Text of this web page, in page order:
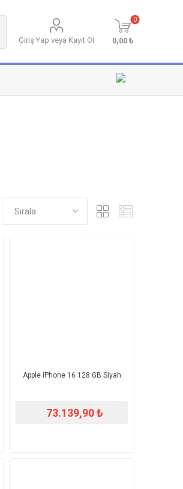
Giriş Yap veya Kayıt Ol
0
0,00 ₺
Apple iPhone 16 128 GB Siyah
73.139,90 ₺